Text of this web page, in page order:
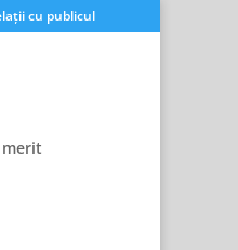
cu publicul